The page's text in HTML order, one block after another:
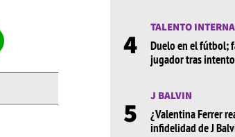
4
TALENTO
Duelo en el fútbol;
jugador tras
5
J BALVIN
¿Valentina Ferrer
infidelidad de J